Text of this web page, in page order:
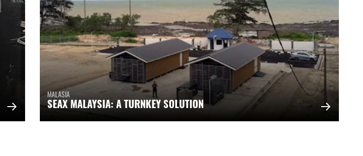
MALASIA
SEAX MALAYSIA: A TURNKEY SOLUTION